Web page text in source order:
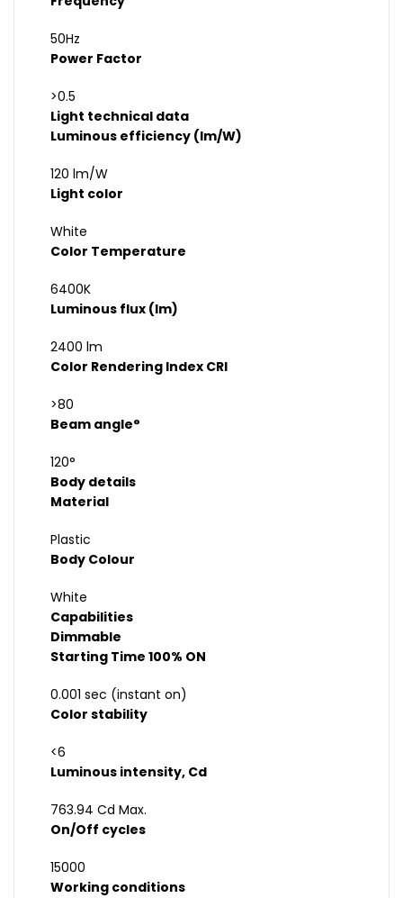
50Hz
Power Factor
>0.5
Light technical data
Luminous efficiency (lm/W)
120 lm/W
Light color
White
Color Temperature
6400K
Luminous flux (lm)
2400 lm
Color Rendering Index CRI
>80
Beam angle°
120°
Body details
Material
Plastic
Body Colour
White
Capabilities
Dimmable
Starting Time 100% ON
0.001 sec (instant on)
Color stability
<6
Luminous intensity, Cd
763.94 Cd Max.
On/Off cycles
15000
Working conditions